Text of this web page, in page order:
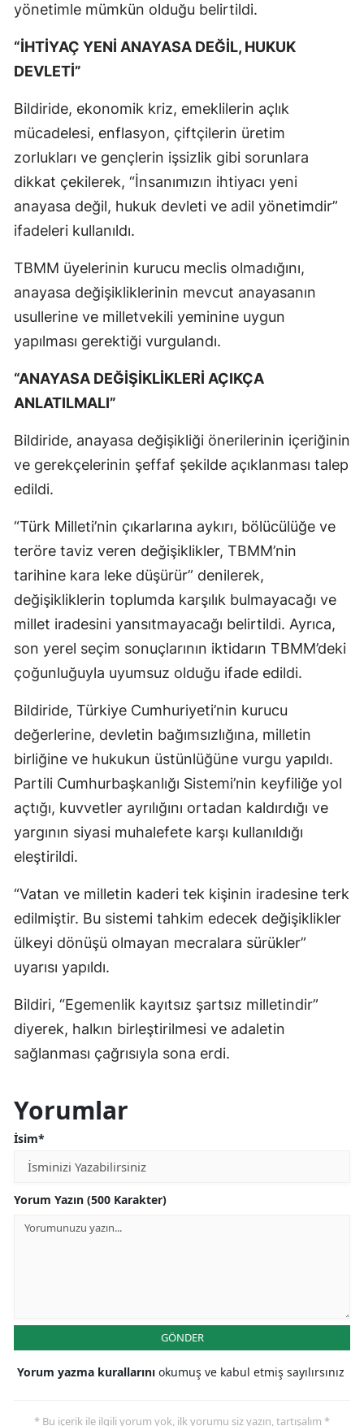
yönetimle mümkün olduğu belirtildi.
“İHTİYAÇ YENİ ANAYASA DEĞİL, HUKUK
DEVLETİ”
Bildiride, ekonomik kriz, emeklilerin açlık
mücadelesi, enflasyon, çiftçilerin üretim
zorlukları ve gençlerin işsizlik gibi sorunlara
dikkat çekilerek, “İnsanımızın ihtiyacı yeni
anayasa değil, hukuk devleti ve adil yönetimdir”
ifadeleri kullanıldı.
TBMM üyelerinin kurucu meclis olmadığını,
anayasa değişikliklerinin mevcut anayasanın
usullerine ve milletvekili yeminine uygun
yapılması gerektiği vurgulandı.
“ANAYASA DEĞİŞİKLİKLERİ AÇIKÇA
ANLATILMALI”
Bildiride, anayasa değişikliği önerilerinin içeriğinin
ve gerekçelerinin şeffaf şekilde açıklanması talep
edildi.
“Türk Milleti’nin çıkarlarına aykırı, bölücülüğe ve
teröre taviz veren değişiklikler, TBMM’nin
tarihine kara leke düşürür” denilerek,
değişikliklerin toplumda karşılık bulmayacağı ve
millet iradesini yansıtmayacağı belirtildi. Ayrıca,
son yerel seçim sonuçlarının iktidarın TBMM’deki
çoğunluğuyla uyumsuz olduğu ifade edildi.
Bildiride, Türkiye Cumhuriyeti’nin kurucu
değerlerine, devletin bağımsızlığına, milletin
birliğine ve hukukun üstünlüğüne vurgu yapıldı.
Partili Cumhurbaşkanlığı Sistemi’nin keyfiliğe yol
açtığı, kuvvetler ayrılığını ortadan kaldırdığı ve
yargının siyasi muhalefete karşı kullanıldığı
eleştirildi.
“Vatan ve milletin kaderi tek kişinin iradesine terk
edilmiştir. Bu sistemi tahkim edecek değişiklikler
ülkeyi dönüşü olmayan mecralara sürükler”
uyarısı yapıldı.
Bildiri, “Egemenlik kayıtsız şartsız milletindir”
diyerek, halkın birleştirilmesi ve adaletin
sağlanması çağrısıyla sona erdi.
Yorumlar
İsim*
Yorum Yazın (500 Karakter)
GÖNDER
Yorum yazma kurallarını okumuş ve kabul etmiş sayılırsınız
* Bu içerik ile ilgili yorum yok, ilk yorumu siz yazın, tartışalım *